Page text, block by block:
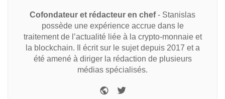
Cofondateur et rédacteur en chef- Stanislas
possède une expérience accrue dans le
traitement de l’actualité liée à la crypto-monnaie et
la blockchain. Il écrit sur le sujet depuis 2017 et a
été amené à diriger la rédaction de plusieurs
médias spécialisés.